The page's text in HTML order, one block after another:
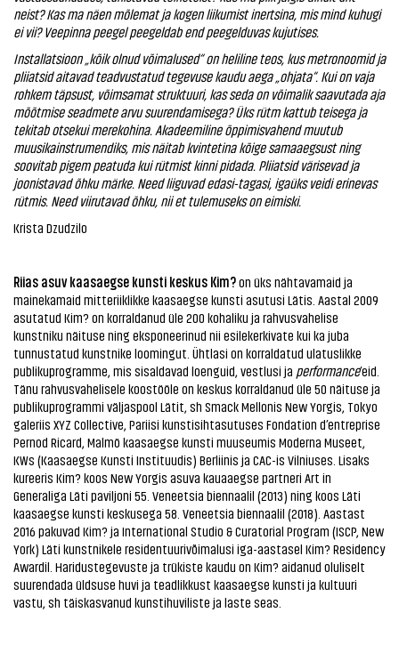
neist? Kas ma näen mõlemat ja kogen liikumist inertsina, mis mind kuhugi
ei vii? Veepinna peegel peegeldab end peegelduvas kujutises.
Installatsioon „kõik olnud võimalused“ on heliline teos, kus metronoomid ja
pliiatsid aitavad teadvustatud tegevuse kaudu aega „ohjata“. Kui on vaja
rohkem täpsust, võimsamat struktuuri, kas seda on võimalik saavutada aja
mõõtmise seadmete arvu suurendamisega? Üks rütm kattub teisega ja
tekitab otsekui merekohina. Akadeemiline õppimisvahend muutub
muusikainstrumendiks, mis näitab kvintetina kõige samaaegsust ning
soovitab pigem peatuda kui rütmist kinni pidada. Pliiatsid värisevad ja
joonistavad õhku märke. Need liiguvad edasi-tagasi, igaüks veidi erinevas
rütmis. Need viirutavad õhku, nii et tulemuseks on eimiski.
Krista Dzudzilo
Riias asuv kaasaegse kunsti keskus Kim?on üks nähtavamaid ja
mainekamaid mitteriiklikke kaasaegse kunsti asutusi Lätis. Aastal 2009
asutatud Kim? on korraldanud üle 200 kohaliku ja rahvusvahelise
kunstniku näituse ning eksponeerinud nii esilekerkivate kui ka juba
tunnustatud kunstnike loomingut. Ühtlasi on korraldatud ulatuslikke
publikuprogramme, mis sisaldavad loenguid, vestlusi ja performance’eid.
Tänu rahvusvahelisele koostööle on keskus korraldanud üle 50 näituse ja
publikuprogrammi väljaspool Lätit, sh Smack Mellonis New Yorgis, Tokyo
galeriis XYZ Collective, Pariisi kunstisihtasutuses Fondation d’entreprise
Pernod Ricard, Malmö kaasaegse kunsti muuseumis Moderna Museet,
KWs (Kaasaegse Kunsti Instituudis) Berliinis ja CAC-is Vilniuses. Lisaks
kureeris Kim? koos New Yorgis asuva kauaaegse partneri Art in
Generaliga Läti paviljoni 55. Veneetsia biennaalil (2013) ning koos Läti
kaasaegse kunsti keskusega 58. Veneetsia biennaalil (2018). Aastast
2016 pakuvad Kim? ja International Studio & Curatorial Program (ISCP, New
York) Läti kunstnikele residentuurivõimalusi iga-aastasel Kim? Residency
Awardil. Haridustegevuste ja trükiste kaudu on Kim? aidanud oluliselt
suurendada üldsuse huvi ja teadlikkust kaasaegse kunsti ja kultuuri
vastu, sh täiskasvanud kunstihuviliste ja laste seas.